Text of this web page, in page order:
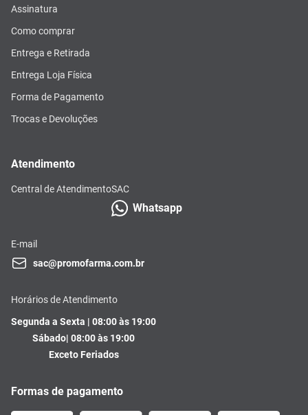
Assinatura
Como comprar
Entrega e Retirada
Entrega Loja Física
Forma de Pagamento
Trocas e Devoluções
Atendimento
Central de AtendimentoSAC
Whatsapp
E-mail
sac@promofarma.com.br
Horários de Atendimento
Segunda a Sexta | 08:00 às 19:00
Sábado| 08:00 às 19:00
Exceto Feriados
Formas de pagamento